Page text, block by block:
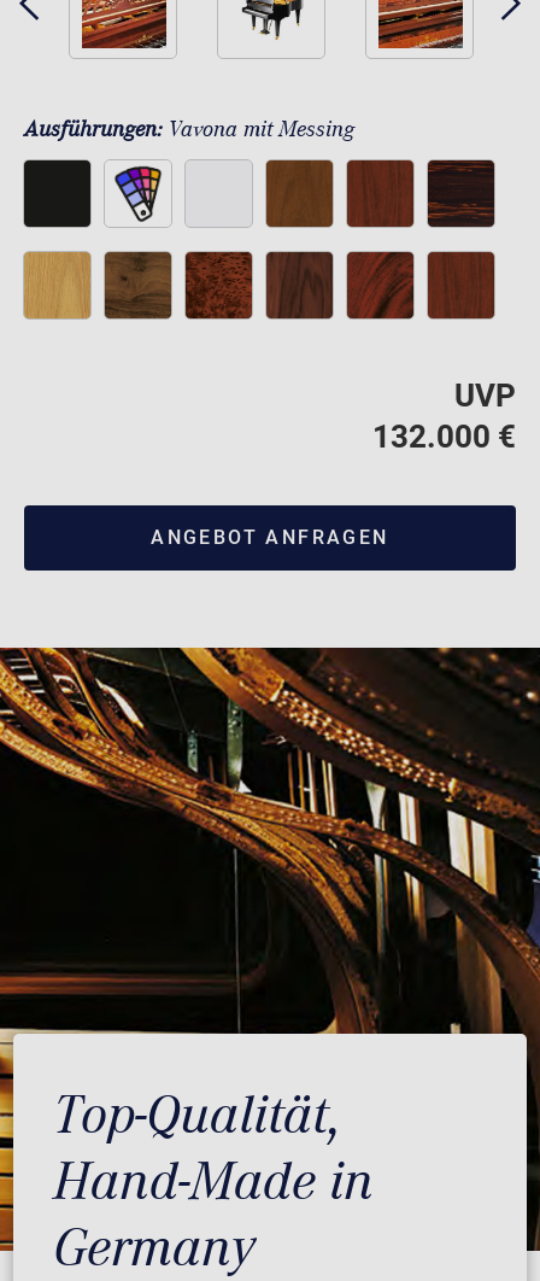
Ausführungen: Vavona mit Messing
UVP
132.000 €
ANGEBOT ANFRAGEN
Top-Qualität,
Hand-Made in
Germany